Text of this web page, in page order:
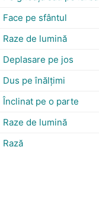
Face pe sfântul
Raze de lumină
Deplasare pe jos
Dus pe înălţimi
Înclinat pe o parte
Raze de lumină
Rază